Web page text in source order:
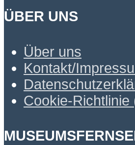
ÜBER UNS
Über uns
Kontakt/
Cookie-Richtlinie